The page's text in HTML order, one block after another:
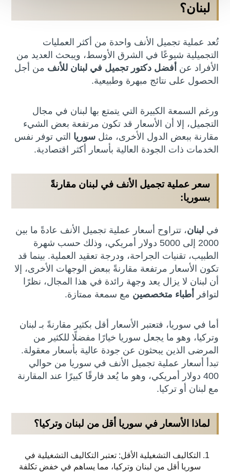
لبنان؟
تُعد عملية تجميل الأنف واحدة من أكثر العمليات
التجميلية شيوعًا في الشرق الأوسط، ويبحث العديد من
الأفراد عن أفضل دكتور تجميل في لبنان للأنف من أجل
الحصول على نتائج مبهرة وطبيعية.
ورغم السمعة الكبيرة التي يتمتع بها لبنان في مجال
التجميل، إلا أن الأسعار قد تكون مرتفعة بعض الشيء
مقارنة ببعض الدول الأخرى، مثلسوريا التي توفر نفس
الخدمات ذات الجودة العالية بأسعار أكثر اقتصادية.
سعر عملية تجميل الأنف في لبنان مقارنةً
بسوريا:
فيلبنان، تتراوح أسعار عملية تجميل الأنف عادةً ما بين
2000 إلى 5000 دولار أمريكي، وذلك حسب شهرة
الطبيب، تقنيات الجراحة، ودرجة تعقيد العملية. بينما قد
تكون الأسعار مرتفعة مقارنةً ببعض الوجهات الأخرى، إلا
أن لبنان لا يزال يعد وجهة رائدة في هذا المجال، نظرًا
لتوافر
أطباء متخصصين مع سمعة ممتازة.
أما في سوريا، فتعتبر الأسعار أقل بكثير مقارنةً بـ لبنان
وتركيا، وهو ما يجعل سوريا خيارًا مفضلًا للكثير من
المرضى الذين يبحثون عن جودة عالية بأسعار معقولة.
تبدأ أسعار عملية تجميل الأنف في سوريا من حوالي
400 دولار أمريكي، وهو ما يُعد فارقًا كبيرًا عند المقارنة
مع لبنان أو تركيا.
لماذا الأسعار في سوريا أقل من لبنان وتركيا؟
التكاليف التشغيلية الأقل: تعتبر التكاليف التشغيلية في
سوريا أقل من لبنان وتركيا، مما يساهم في خفض تكلفة